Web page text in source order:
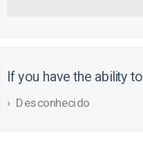
If you have the ability
Desconhecido